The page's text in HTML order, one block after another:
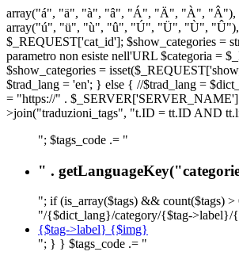
array("á", "ä", "à", "â", "Á", "Ä", "À",
array("ú", "ü", "ù", "û", "Ú", "Ü", "Ù", "Û"),
$_REQUEST['cat_id']; $show_categories =
parametro non esiste nell'URL $categoria =
$show_categories =
$trad_lang = 'en'; } else { //$trad_lang =
= "https://" . $_SERVER['SERVER_NAME']
>join("traduzioni_tags", "t.ID = tt.ID AND
"; $tags_code .= "
" .
"; if (is_array($tags) && count($tags)
"/{$dict_lang}/category/{$tag-
{$tag->label} {$img}
"; } } $tags_code .= "